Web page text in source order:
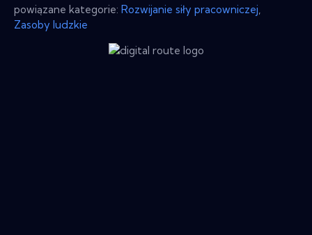
powiązane kategorie: Rozwijanie siły pracowniczej
Zasoby ludzkie